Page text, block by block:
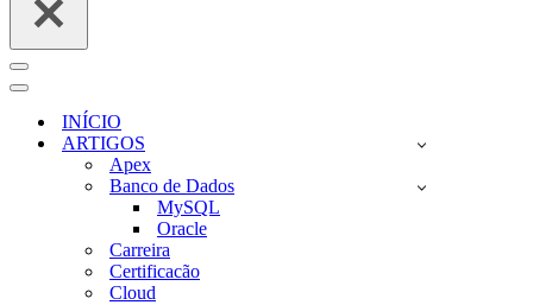
Menu
de
navegação
Menu
navegaçãoINÍCIO
ARTIGOS
Apex
Banco de Dados
MySQL
Oracle
Carreira
Certificacão
Cloud